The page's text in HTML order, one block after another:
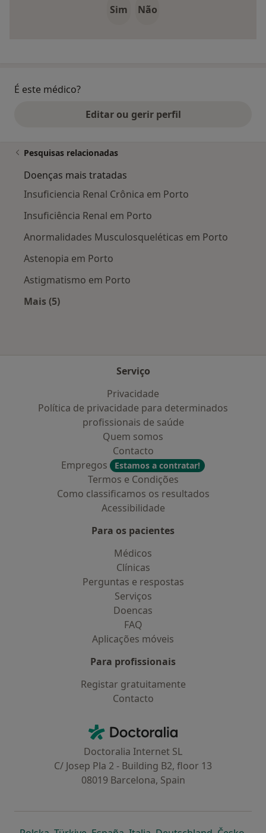
Sim Não
É este médico?
Editar ou gerir perfil
Pesquisas relacionadas
Doenças mais tratadas
Insuficiencia Renal Crônica em Porto
Insuficiência Renal em Porto
Anormalidades Musculosqueléticas em Porto
Astenopia em Porto
Astigmatismo em Porto
Mais (5)
Serviço
Privacidade
Política de privacidade para determinados
profissionais de saúde
Quem somos
Contacto
Empregos
Estamos a contratar!
Termos e Condições
Como classificamos os resultados
Acessibilidade
Para os pacientes
Médicos
Clínicas
Perguntas e respostas
Serviços
Doencas
FAQ
Aplicações móveis
Para profissionais
Registar gratuitamente
Contacto
Doctoralia - Homepage
Doctoralia Internet SL
C/ Josep Pla 2 - Building B2, floor 13
08019 Barcelona, Spain